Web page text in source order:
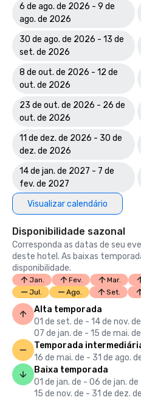
6 de ago. de 2026 - 9 de
ago. de 2026
30 de ago. de 2026 - 13 de
set. de 2026
8 de out. de 2026 - 12 de
out. de 2026
23 de out. de 2026 - 26 de
out. de 2026
11 de dez. de 2026 - 30 de
dez. de 2026
14 de jan. de 2027 - 7 de
fev. de 2027
Visualizar calendário
Disponibilidade sazonal
Corresponda as datas de seu
deste hotel. As baixas
disponibilidade.
Jan. Fev. Mar.
Jul.
Ago. Set.
Alta temporada
01 de set. de - 14 de nov. de
07 de jan. de - 15 de mai. de
Temporada
16 de mai. de - 31 de ago.
Baixa temporada
01 de jan. de - 06 de jan. de
15 de nov. de - 31 de dez. de